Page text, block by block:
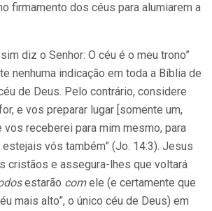
firmamento dos céus para alumiarem a
diz o Senhor: O céu é o meu trono”
nenhuma indicação em toda a Bíblia de
de Deus. Pelo contrário, considere
e vos preparar lugar [somente um,
vos receberei para mim mesmo, para
vós também” (Jo. 14:3). Jesus
cristãos e assegura-lhes que voltará
estarão comele (e certamente que
mais alto”, o único céu de Deus) em